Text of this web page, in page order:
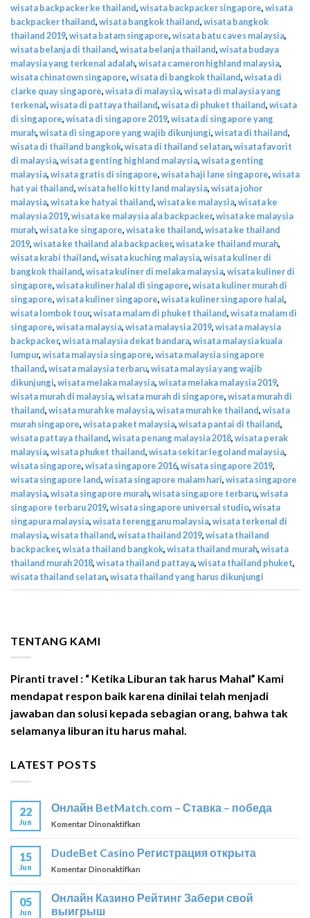
TENTANG KAMI
Piranti travel : “ Ketika Liburan tak harus Mahal” Kami
mendapat respon baik karena dinilai telah menjadi
jawaban dan solusi kepada sebagian orang, bahwa tak
selamanya liburan itu harus mahal.
LATEST POSTS
22
Jun
Онлайн BetMatch.com – Ставка – победа
Komentar Dinonaktifkan
BetMatch.com
победа
15
Jun
DudeBet Casino Регистрация открыта
Komentar Dinonaktifkan
Casino
Регистрация
05
Jun
Онлайн Казино Рейтинг Забери свой
выигрыш
wisata backpacker ke thailand,wisata backpacker singapore,wisata
backpacker thailand,wisata bangkok thailand,wisata bangkok
thailand 2019,wisata batam singapore,wisata batu caves malaysia,
wisata belanja di thailand,wisata belanja thailand,wisata budaya
malaysia yang terkenal adalah,wisata cameron highland malaysia,
wisata chinatown singapore,wisata di bangkok thailand,wisata di
clarke quay singapore,wisata di malaysia,wisata di malaysia yang
terkenal,wisata di pattaya thailand,wisata di phuket thailand,wisata
di singapore,wisata di singapore 2019,wisata di singapore yang
murah,wisata di singapore yang wajib dikunjungi,wisata di thailand,
wisata di thailand bangkok,wisata di thailand selatan,wisata favorit
di malaysia,wisata genting highland malaysia,wisata genting
malaysia,wisata gratis di singapore,wisata haji lane singapore,wisata
hat yai thailand,wisata hello kitty land malaysia,wisata johor
malaysia,wisata ke hatyai thailand,wisata ke malaysia,wisata ke
malaysia 2019,wisata ke malaysia ala backpacker,wisata ke malaysia
murah,wisata ke singapore,wisata ke thailand,wisata ke thailand
2019,wisata ke thailand ala backpacker,wisata ke thailand murah,
wisata krabi thailand,wisata kuching malaysia,wisata kuliner di
bangkok thailand,wisata kuliner di melaka malaysia,wisata kuliner di
singapore,wisata kuliner halal di singapore,wisata kuliner murah di
singapore,wisata kuliner singapore,wisata kuliner singapore halal,
wisata lombok tour,wisata malam di phuket thailand,wisata malam di
singapore,wisata malaysia,wisata malaysia 2019,wisata malaysia
backpacker,wisata malaysia dekat bandara,wisata malaysia kuala
lumpur,wisata malaysia singapore,wisata malaysia singapore
thailand,wisata malaysia terbaru,wisata malaysia yang wajib
dikunjungi,wisata melaka malaysia,wisata melaka malaysia 2019,
wisata murah di malaysia,wisata murah di singapore,wisata murah di
thailand,wisata murah ke malaysia,wisata murah ke thailand,wisata
murah singapore,wisata paket malaysia,wisata pantai di thailand,
wisata pattaya thailand,wisata penang malaysia 2018,wisata perak
malaysia,wisata phuket thailand,wisata sekitar legoland malaysia,
wisata singapore,wisata singapore 2016,wisata singapore 2019,
wisata singapore land,wisata singapore malam hari,wisata singapore
malaysia,wisata singapore murah,wisata singapore terbaru,wisata
singapore terbaru 2019,wisata singapore universal studio,wisata
singapura malaysia,wisata terengganu malaysia,wisata terkenal di
malaysia,wisata thailand,wisata thailand 2019,wisata thailand
backpacker,wisata thailand bangkok,wisata thailand murah,wisata
thailand murah 2018,wisata thailand pattaya,wisata thailand phuket,
wisata thailand selatan,wisata thailand yang harus dikunjungi